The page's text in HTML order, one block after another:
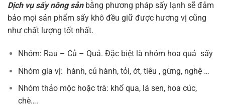
Dịch vụ sấy nông sảnbằng phương pháp sấy lạnh sẽ đảm
bảo mọi sản phẩm sấy khô đều giữ được hương vị cũng
như chất lượng tốt nhất.
Nhóm: Rau – Củ – Quả. Đặc biệt là nhóm hoa quả sấy
Nhóm gia vị: hành, củ hành, tỏi, ớt, tiêu , gừng, nghệ …
Nhóm thảo mộc hoặc trà: khổ qua, lá sen, hoa cúc,
chè….